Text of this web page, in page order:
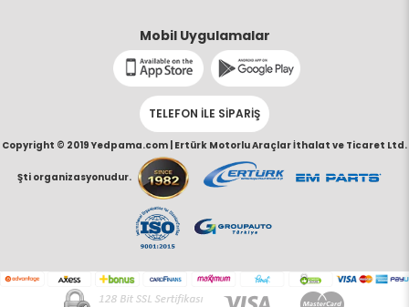
Mobil Uygulamalar
TELEFON İLE SİPARİŞ
Copyright © 2019 Yedpama.com | Ertürk Motorlu Araçlar İthalat ve Ticaret Ltd.
Şti organizasyonudur.